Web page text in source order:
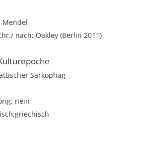
Mendel
nach: Oakley (Berlin 2011)
Sarkophag
nein